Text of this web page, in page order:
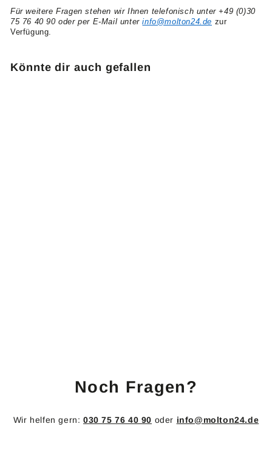
Für weitere Fragen stehen wir Ihnen telefonisch unter +49 (0)30
75 76 40 90 oder per E-Mail unterinfo@molton24.de zur
Verfügung.
Könnte dir auch gefallen
Noch Fragen?
Wir helfen gern: 030 75 76 40 90 oder info@molton24.de